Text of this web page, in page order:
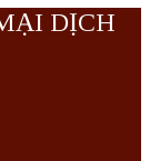
DỊCH